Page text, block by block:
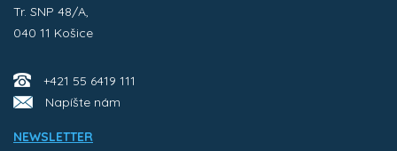
Tr. SNP 48/A,
040 11 Košice
+421 55 6419 111
Napíšte nám
NEWSLETTER